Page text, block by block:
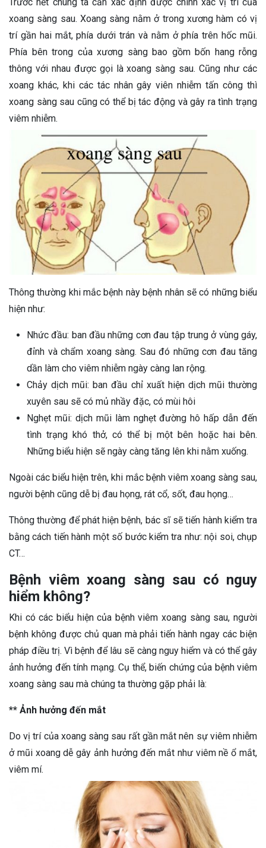
Trước hết chúng ta cần xác định được chính xác vị trí của
xoang sàng sau. Xoang sàng nằm ở trong xương hàm có vị
trí gần hai mắt, phía dưới trán và nằm ở phía trên hốc mũi.
Phía bên trong của xương sàng bao gồm bốn hang rỗng
thông với nhau được gọi là xoang sàng sau. Cũng như các
xoang khác, khi các tác nhân gây viên nhiễm tấn công thì
xoang sàng sau cũng có thể bị tác động và gây ra tình trạng
viêm nhiễm.
Thông thường khi mắc bệnh này bệnh nhân sẽ có những biểu
hiện như:
Nhức đầu: ban đầu những cơn đau tập trung ở vùng gáy,
đỉnh và chẩm xoang sàng. Sau đó những cơn đau tăng
dần làm cho viêm nhiễm ngày càng lan rộng.
Chảy dịch mũi: ban đầu chỉ xuất hiện dịch mũi thường
xuyên sau sẽ có mủ nhầy đặc, có mùi hôi
Nghẹt mũi: dịch mũi làm nghẹt đường hô hấp dẫn đến
tình trạng khó thở, có thể bị một bên hoặc hai bên.
Những biểu hiện sẽ ngày càng tăng lên khi nằm xuống.
Ngoài các biểu hiện trên, khi mắc bệnh viêm xoang sàng sau,
người bệnh cũng dễ bị đau họng, rát cổ, sốt, đau họng…
Thông thường để phát hiện bệnh, bác sĩ sẽ tiến hành kiểm tra
bằng cách tiến hành một số bước kiểm tra như: nội soi, chụp
CT…
Bệnh viêm xoang sàng sau có nguy
hiểm không?
Khi có các biểu hiện của bệnh viêm xoang sàng sau, người
bệnh không được chủ quan mà phải tiến hành ngay các biện
pháp điều trị. Vì bệnh để lâu sẽ càng nguy hiểm và có thể gây
ảnh hưởng đến tính mạng. Cụ thể, biến chứng của bệnh viêm
xoang sàng sau mà chúng ta thường gặp phải là:
** Ảnh hưởng đến mắt
Do vị trí của xoang sàng sau rất gần mắt nên sự viêm nhiễm
ở mũi xoang dễ gây ảnh hưởng đến mắt như viêm nề ổ mắt,
viêm mí.